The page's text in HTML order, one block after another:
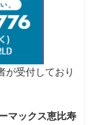
が受付しており
マックス恵比寿